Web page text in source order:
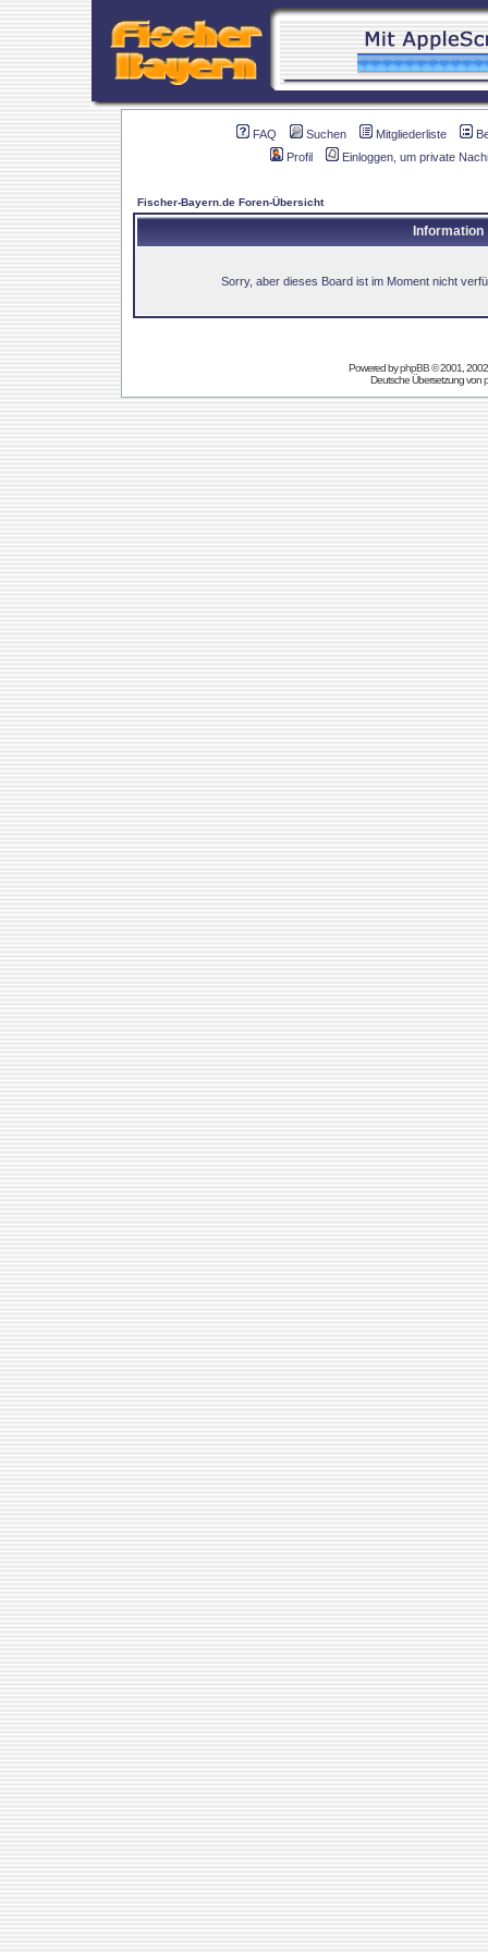
FAQ Suchen Mitgliederliste
Profil
Einloggen, um private
Fischer-Bayern.de Foren-Übersicht
Information
Sorry, aber dieses Board ist im Moment nicht
Powered byphpBB© 2001,
Deutsche Übersetzung von